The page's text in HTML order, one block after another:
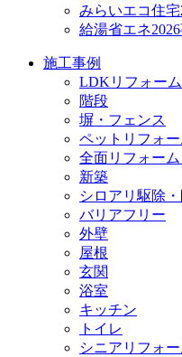
みらいエコ住宅
給湯省エネ
施工事例
LDKリフォーム
階段
塀・フェンス
ペットリフォー
全面リフォー
新築
シロアリ駆除
バリアフリー
外壁
屋根
玄関
浴室
キッチン
トイレ
シニアリフォー